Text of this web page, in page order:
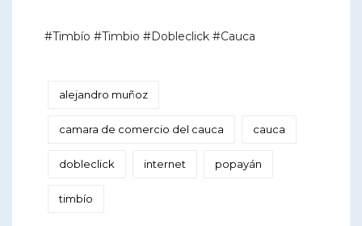
#Timbío #Timbio #Dobleclick #Cauca
alejandro muñoz
camara de comercio del cauca cauca
dobleclick internet popayán
timbío